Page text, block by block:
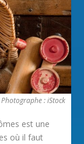
: iStock
est une
où il faut